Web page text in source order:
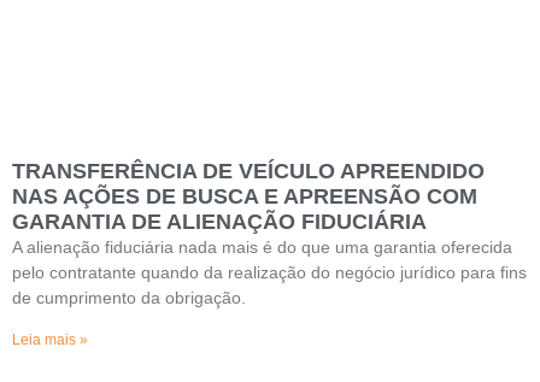
TRANSFERÊNCIA DE VEÍCULO APREENDIDO
NAS AÇÕES DE BUSCA E APREENSÃO COM
GARANTIA DE ALIENAÇÃO FIDUCIÁRIA
A alienação fiduciária nada mais é do que uma garantia oferecida
pelo contratante quando da realização do negócio jurídico para fins
de cumprimento da obrigação.
Leia mais »